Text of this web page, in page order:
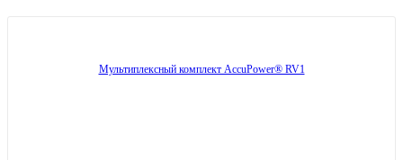
Мультиплексный комплект AccuPower® RV1